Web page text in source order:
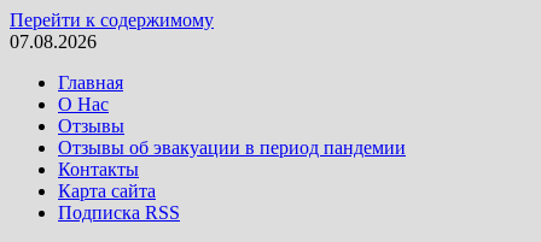
Перейти к содержимому
07.08.2026
Главная
О Нас
Отзывы
Отзывы об эвакуации в период пандемии
Контакты
Карта сайта
Подписка RSS